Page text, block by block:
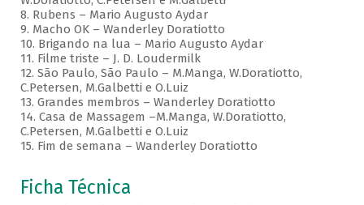
8. Rubens – Mario Augusto Aydar
9. Macho OK – Wanderley Doratiotto
10. Brigando na lua – Mario Augusto Aydar
11. Filme triste – J. D. Loudermilk
12. São Paulo, São Paulo – M.Manga, W.Doratiotto,
C.Petersen, M.Galbetti e O.Luiz
13. Grandes membros – Wanderley Doratiotto
14. Casa de Massagem –M.Manga, W.Doratiotto,
C.Petersen, M.Galbetti e O.Luiz
15. Fim de semana – Wanderley Doratiotto
Ficha Técnica